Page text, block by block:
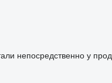
непосредственно у